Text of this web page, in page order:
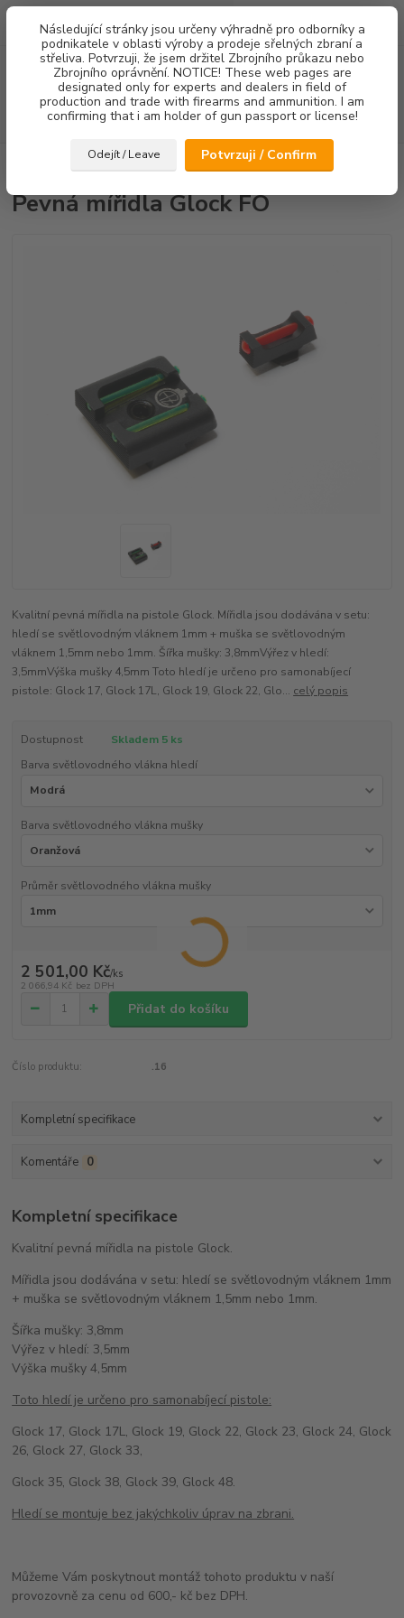
Následující stránky jsou určeny výhradně pro odborníky a
podnikatele v oblasti výroby a prodeje sřelných zbraní a
střeliva. Potvrzuji, že jsem držitel Zbrojního průkazu nebo
Zbrojního oprávnění. NOTICE! These web pages are
designated only for experts and dealers in field of
production and trade with firearms and ammunition. I am
confirming that i am holder of gun passport or license!
Odejít / Leave Potvrzuji / Confirm
Menu
Hledat
za0,00 Kč
Pevná mířidla Glock FO
Pevná mířidla Glock FO
Kvalitní pevná mířidla na pistole Glock. Mířidla jsou dodávána v setu:
hledí se světlovodným vláknem 1mm + muška se světlovodným
vláknem 1,5mm nebo 1mm. Šířka mušky: 3,8mmVýřez v hledí:
3,5mmVýška mušky 4,5mm Toto hledí je určeno pro samonabíjecí
pistole: Glock 17, Glock 17L, Glock 19, Glock 22, Glo... celý popis
Dostupnost
Skladem 5 ks
Barva světlovodného vlákna hledí
Barva světlovodného vlákna mušky
Průměr světlovodného vlákna mušky
2 501,00 Kč/ks
2 066,94 Kč bez DPH
Přidat do košíku
Číslo produktu: .16
Kompletní specifikace
Komentáře 0
Kompletní specifikace
Kvalitní pevná mířidla na pistole Glock.
Mířidla jsou dodávána v setu: hledí se světlovodným vláknem 1mm
+ muška se světlovodným vláknem 1,5mm nebo 1mm.
Šířka mušky: 3,8mm
Výřez v hledí: 3,5mm
Výška mušky 4,5mm
Toto hledí je určeno pro samonabíjecí pistole:
Glock 17, Glock 17L, Glock 19, Glock 22, Glock 23, Glock 24, Glock
26, Glock 27, Glock 33,
Glock 35, Glock 38, Glock 39, Glock 48.
Hledí se montuje bez jakýchkoliv úprav na zbrani.
Můžeme Vám poskytnout montáž tohoto produktu v naší
provozovně za cenu od 600,- kč bez DPH.